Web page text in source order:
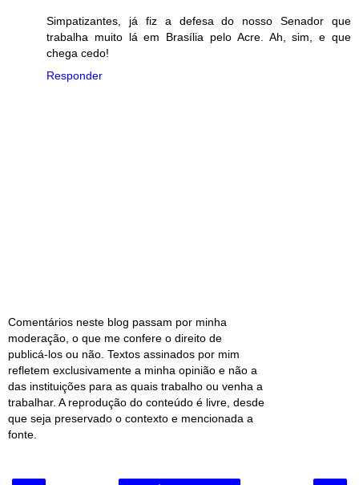
Simpatizantes, já fiz a defesa do nosso Senador que
trabalha muito lá em Brasília pelo Acre. Ah, sim, e que
chega cedo!
Responder
Comentários neste blog passam por minha
moderação, o que me confere o direito de
publicá-los ou não. Textos assinados por mim
refletem exclusivamente a minha opinião e não a
das instituições para as quais trabalho ou venha a
trabalhar. A reprodução do conteúdo é livre, desde
que seja preservado o contexto e mencionada a
fonte.